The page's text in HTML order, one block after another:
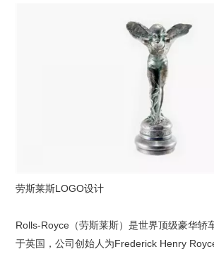
劳斯莱斯LOGO设计
Rolls-Royce（劳斯莱斯）是世界顶级豪华轿
于英国，公司创始人为Frederick Henry